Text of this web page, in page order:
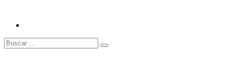
Buscar: